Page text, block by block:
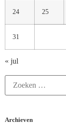
24 25
31
« jul
Archieven